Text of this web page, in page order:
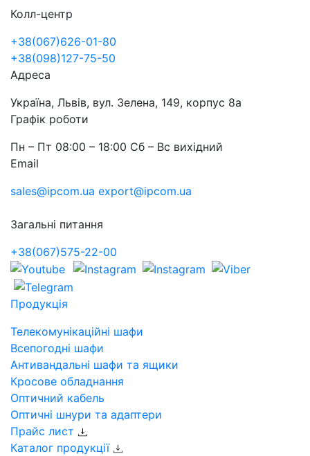
Колл-центр
+38(067)626-01-80
+38(098)127-75-50
Адреса
Україна, Львів, вул. Зелена, 149, корпус 8а
Графік роботи
Пн – Пт 08:00 – 18:00 Сб – Вс вихідний
Email
sales@ipcom.ua export@ipcom.ua
Загальні питання
+38(067)575-22-00
Продукція
Телекомунікаційні шафи
Всепогодні шафи
Антивандальні шафи та ящики
Кросове обладнання
Оптичний кабель
Оптичні шнури та адаптери
Прайс лист
Каталог продукції